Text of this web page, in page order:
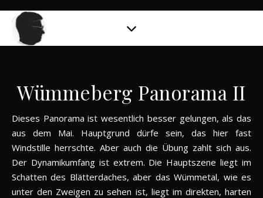
Wümmeberg Panorama II
Dieses Panorama ist wesentlich besser gelungen, als das
aus dem Mai. Hauptgrund dürfe sein, das hier fast
Windstille herrschte. Aber auch die Übung zahlt sich aus.
Der Dynamikumfang ist extrem. Die Hauptszene liegt im
Schatten des Blätterdaches, aber das Wümmetal, wie es
unter den Zweigen zu sehen ist, liegt im direkten, harten